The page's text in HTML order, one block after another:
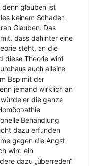
denn glauben ist
keinem Schaden
Glauben. Das
dass dahinter eine
steht, an die
diese Theorie wird
auch alleine
Bsp mit der
jemand wirklich an
er die ganze
Behandlung
dazu erfunden
gegen die Angst
wird ein
dazu „überreden“